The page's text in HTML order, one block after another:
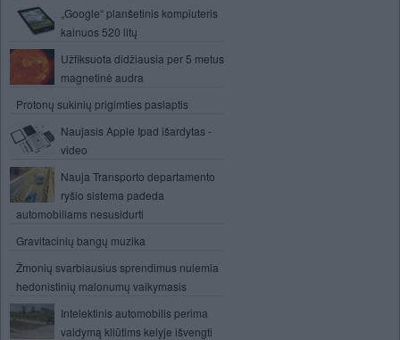
„Google“ planšetinis kompiuteris
kainuos 520 litų
Užfiksuota didžiausia per 5 metus
magnetinė audra
Protonų sukinių prigimties paslaptis
Naujasis Apple Ipad išardytas -
video
Nauja Transporto departamento
ryšio sistema padeda
automobiliams nesusidurti
Gravitacinių bangų muzika
Žmonių svarbiausius sprendimus nulemia
hedonistinių malonumų vaikymasis
Intelektinis automobilis perima
valdymą kliūtims kelyje išvengti